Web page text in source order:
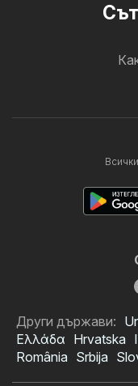
Други държави:
Ελλάδα Hrvatska
România Srbija